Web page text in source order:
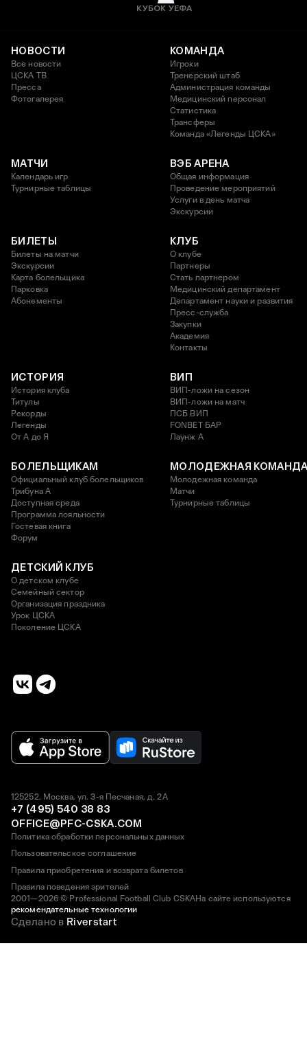
КУБОК УЕФА
НОВОСТИ
Все новости
ЦСКА ТВ
Пресса
Фотогалерея
КОМАНДА
Игроки
Тренерский штаб
Администрация команды
Медицинский персонал
Статистика
Трансферы
Команда «Легенды ЦСКА»
МАТЧИ
Календарь игр
Турнирные таблицы
ВЭБ АРЕНА
Общая информация
Проведение мероприятий
Услуги в день матча
Экскурсии
БИЛЕТЫ
Билеты на матчи
Экскурсии
Карта болельщика
Парковка
Абонементы
КЛУБ
О клубе
Партнеры
Стать партнером
Медицинский департамент
Департамент науки и развития
Пресс-служба
Закупки
Академия
Контакты
ИСТОРИЯ
История клуба
Титулы
Рекорды
Легенды
От А до Я
ВИП
ВИП-ложи на сезон
ВИП-ложи на матч
ПСБ ВИП
FONBET БАР
Лаунж A
БОЛЕЛЬЩИКАМ
Официальный клуб болельщиков
Трибуна А
Доступная среда
Программа лояльности
Гостевая книга
Форум
МОЛОДЕЖНАЯ
Молодежная команда
Матчи
Турнирные таблицы
ДЕТСКИЙ КЛУБ
О детском клубе
Семейный сектор
Организация праздника
Урок ЦСКА
Поколение ЦСКА
2001—2026 © Professional Football Club CSKAНа сайте используются
рекомендательные технологии
125252, Москва, ул. 3-я Песчаная, д. 2А
+7 (495) 540 38 83
OFFICE@PFC-CSKA.COM
Политика обработки персональных данных
Пользовательское соглашение
Правила приобретения и возврата билетов
Правила поведения зрителей
Сделано в Riverstart